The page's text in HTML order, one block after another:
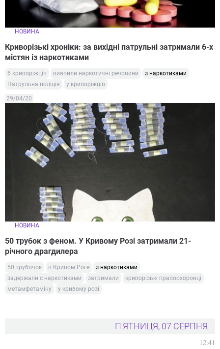
НОВИНА
Криворізькі хроніки: за вихідні патрульні затримали 6-х
містян із наркотиками
6 криворіжців виявили наркотичні речовини
з наркотиками
Патрульна поліція
у криворіжців
29/04/20
НОВИНА
50 трубок з феном. У Кривому Розі затримали 21-
річного драгдилера
50 трубочок в Кривом Роге
з наркотиками
задержали с наркотиками
затримали
криворізькі правоохоронці
метамфетаміну
у кривому розі
П'ЯТНИЦЯ, 07 СЕРПНЯ
12:41